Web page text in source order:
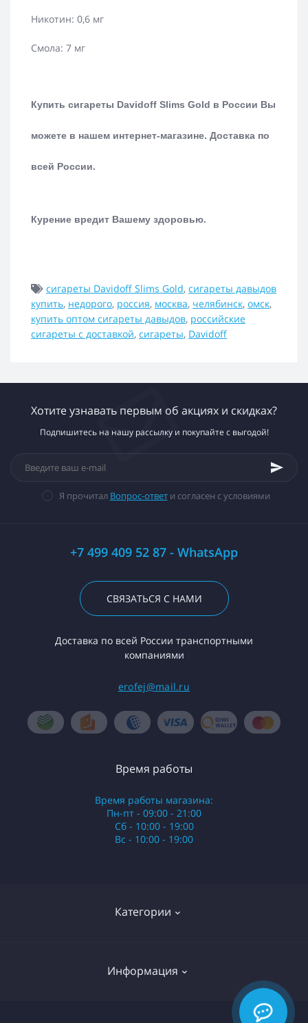
Никотин: 0,6 мг
Смола: 7 мг
Купить сигареты Davidoff Slims Gold в России Вы
можете в нашем интернет-магазине. Доставка по
всей России.
Курение вредит Вашему здоровью.
сигареты Davidoff Slims Gold, сигареты давыдов
купить, недорого, россия, москва, челябинск, омск,
купить оптом сигареты давыдов, российские
сигареты с доставкой, сигареты, Davidoff
Хотите узнавать первым об акциях и скидках?
Подпишитесь на нашу рассылку и покупайте с выгодой!
Я прочитал Вопрос-ответи согласен с условиями
+7 499 409 52 87 - WhatsApp
СВЯЗАТЬСЯ С НАМИ
Доставка по всей России транспортными
компаниями
erofej@mail.ru
Категории
Информация
Время работы
Время работы магазина:
Пн-пт - 09:00 - 21:00
Сб - 10:00 - 19:00
Вс - 10:00 - 19:00